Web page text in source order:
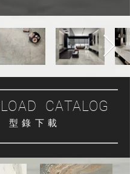
CATALOG
型 錄 下 載